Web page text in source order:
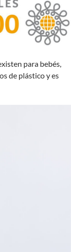
para bebés,
de plástico y es